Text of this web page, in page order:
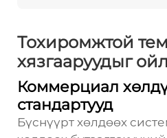
Тохиромжтой
хязгааруудыг
Коммерциал
стандартууд
Бүснүүрт хөлдөөх